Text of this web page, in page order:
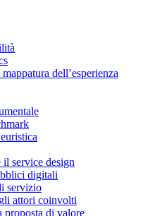
dell’esperienza
il service design
digitali
servizio
attori coinvolti
proposta di valore